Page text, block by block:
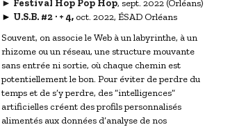
► Festival Hop Pop Hop, sept. 2022 (Orléans)
► U.S.B. #2 · + 4,oct. 2022, ÉSAD Orléans
Souvent, on associe le Web à un labyrinthe, à un
rhizome ou un réseau, une structure mouvante
sans entrée ni sortie, où chaque chemin est
potentiellement le bon. Pour éviter de perdre du
temps et de s’y perdre, des “intelligences”
artificielles créent des profils personnalisés
alimentés aux données d’analyse de nos